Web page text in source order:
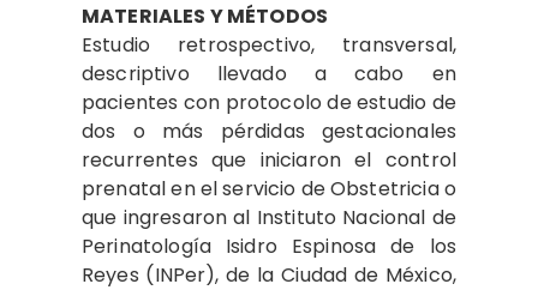
MATERIALES Y MÉTODOS
Estudio retrospectivo, transversal,
descriptivo llevado a cabo en
pacientes con protocolo de estudio de
dos o más pérdidas gestacionales
recurrentes que iniciaron el control
prenatal en el servicio de Obstetricia o
que ingresaron al Instituto Nacional de
Perinatología Isidro Espinosa de los
Reyes (INPer), de la Ciudad de México,